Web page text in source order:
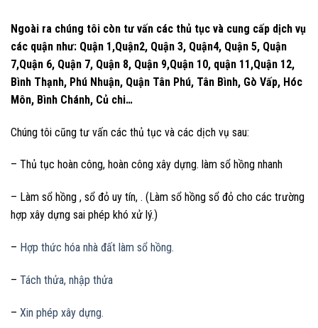
Ngoài ra chúng tôi còn tư vấn các thủ tục và cung cấp dịch vụ
các quận như: Quận 1,Quận2, Quận 3, Quận4, Quận 5, Quận
7,Quận 6, Quận 7, Quận 8, Quận 9,Quận 10, quận 11,Quận 12,
Bình Thạnh, Phú Nhuận, Quận Tân Phú, Tân Bình, Gò Vấp, Hóc
Môn, Bình Chánh, Củ chi…
Chúng tôi cũng tư vấn các thủ tục và các dịch vụ sau:
– Thủ tục hoàn công, hoàn công xây dựng. làm sổ hồng nhanh
– Làm sổ hồng , sổ đỏ uy tín, . (Làm sổ hồng sổ đỏ cho các trường
hợp xây dựng sai phép khó xử lý.)
– Hợp thức hóa nhà đất làm sổ hồng.
– Tách thửa, nhập thửa
– Xin phép xây dựng.